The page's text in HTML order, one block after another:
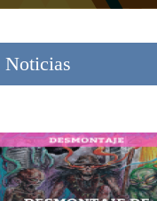
Noticias